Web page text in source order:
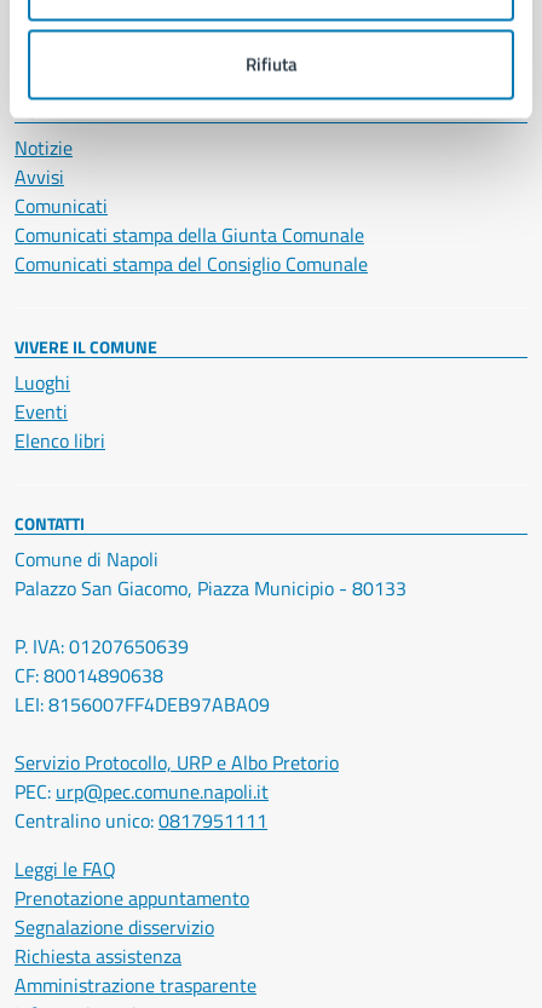
Rifiuta
Vita lavorativa
NOVITÀ
Notizie
Avvisi
Comunicati
Comunicati stampa della Giunta Comunale
Comunicati stampa del Consiglio Comunale
VIVERE IL COMUNE
Luoghi
Eventi
Elenco libri
CONTATTI
Comune di Napoli
Palazzo San Giacomo, Piazza Municipio - 80133
P. IVA: 01207650639
CF: 80014890638
LEI: 8156007FF4DEB97ABA09
Servizio Protocollo, URP e Albo Pretorio
PEC: urp@pec.comune.napoli.it
Centralino unico:0817951111
Leggi le FAQ
Prenotazione appuntamento
Segnalazione disservizio
Richiesta assistenza
Amministrazione trasparente